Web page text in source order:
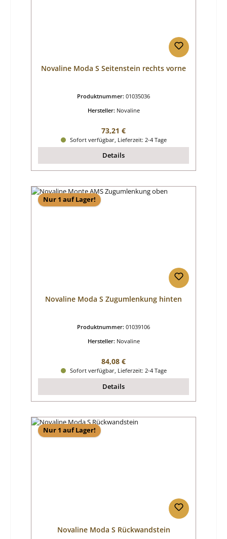
Novaline Moda S Seitenstein rechts vorne
Produktnummer: 01035036
Hersteller: Novaline
Regulärer Preis:
73,21 €
Sofort verfügbar, Lieferzeit: 2-4 Tage
Details
Nur 1 auf Lager!
Novaline Moda S Zugumlenkung hinten
Produktnummer: 01039106
Hersteller: Novaline
Regulärer Preis:
84,08 €
Sofort verfügbar, Lieferzeit: 2-4 Tage
Details
Nur 1 auf Lager!
Novaline Moda S Rückwandstein